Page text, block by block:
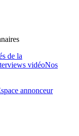
de la
vidéoNos
annonceur